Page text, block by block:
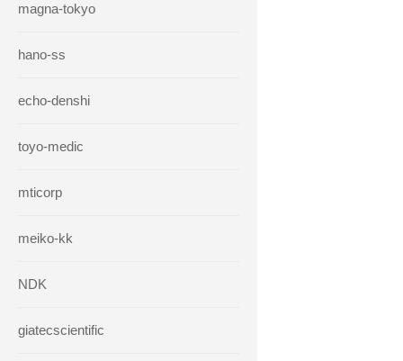
magna-tokyo
hano-ss
echo-denshi
toyo-medic
mticorp
meiko-kk
NDK
giatecscientific